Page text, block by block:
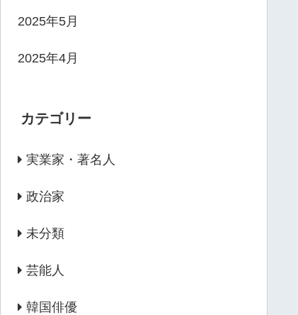
2025年5月
2025年4月
カテゴリー
実業家・著名人
政治家
未分類
芸能人
韓国俳優